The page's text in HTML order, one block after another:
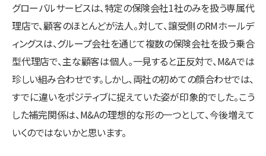
グローバルサービスは、特定の保険会社1社のみを扱う専属代
理店で、顧客のほとんどが法人。対して、譲受側のRMホールデ
ィングスは、グループ会社を通じて複数の保険会社を扱う乗合
型代理店で、主な顧客は個人。一見すると正反対で、M&Aでは
珍しい組み合わせです。しかし、両社の初めての顔合わせでは、
すでに違いをポジティブに捉えていた姿が印象的でした。こう
した補完関係は、M&Aの理想的な形の一つとして、今後増えて
いくのではないかと思います。